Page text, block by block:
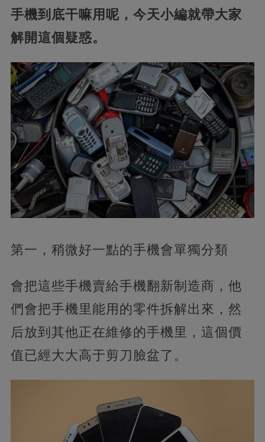
手機到底干嘛用呢，今天小編就帶大家
解開這個疑惑。
第一，稍微好一點的手機會單獨分類
會把這些手機賣給手機翻新制造商，他
們會把手機里能用的零件拆解出來，然
后放到其他正在維修的手機里，這個價
值已經大大高于剪刀臉盆了。